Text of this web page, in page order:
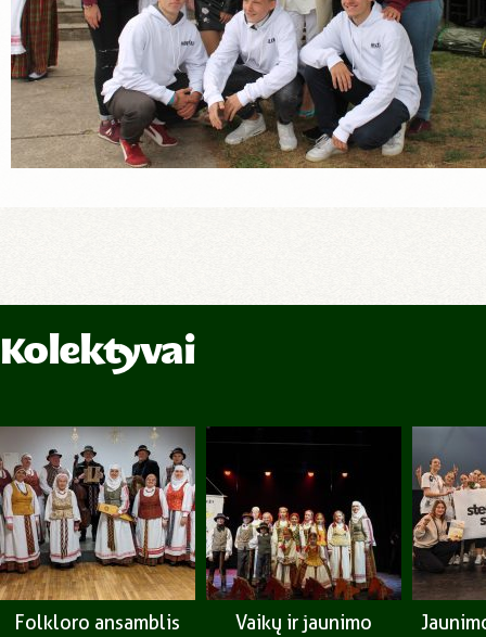
Kolektyvai
Folkloro ansamblis
Vaikų ir jaunimo